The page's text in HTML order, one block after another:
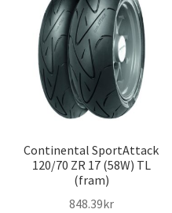
Continental SportAttack
120/70 ZR 17 (58W) TL
(fram)
848.39kr